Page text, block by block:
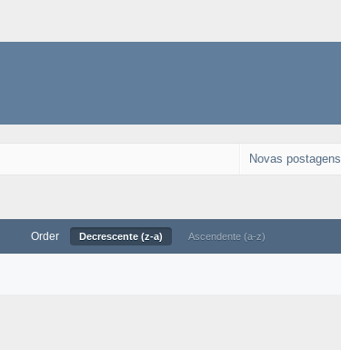
Novas postagens
Order Decrescente (z-a) Ascendente (a-z)